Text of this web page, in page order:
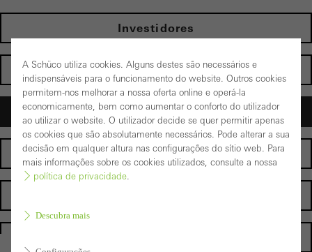
Investidores
Particulares
Arquitetos
Fabricantes
A Schüco utiliza cookies. Alguns destes são necessários e
indispensáveis para o funcionamento do website. Outros cookies
permitem-nos melhorar a nossa oferta online e operá-la
economicamente, bem como aumentar o conforto do utilizador
ao utilizar o website. O utilizador decide se quer permitir apenas
os cookies que são absolutamente necessários. Pode alterar a sua
decisão em qualquer altura nas configurações do sítio web. Para
mais informações sobre os cookies utilizados, consulte a nossa
política de privacidade.
Descubra mais